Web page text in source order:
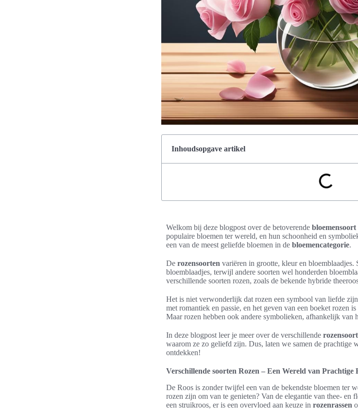
Inhoudsopgave artikel
Welkom bij deze blogpost over de betoverende bloemensoort
populaire bloemen ter wereld, en hun schoonheid en
een van de meest geliefde bloemen in de bloemencategorie.
De rozensoorten variëren in grootte, kleur en bloemblaadjes.
bloemblaadjes, terwijl andere soorten wel honderden
verschillende soorten rozen, zoals de bekende hybride
Het is niet verwonderlijk dat rozen een symbool van liefde
met romantiek en passie, en het geven van een boeket rozen
Maar rozen hebben ook andere symbolieken, afhankelijk van
In deze blogpost leer je meer over de verschillende
waarom ze zo geliefd zijn. Dus, laten we samen de prachtige
ontdekken!
Verschillende soorten Rozen – Een Wereld van Prachtige
De Roos is zonder twijfel een van de bekendste bloemen ter
rozen zijn om van te genieten? Van de elegantie van thee- en
een struikroos, er is een overvloed aan keuze in rozenrassen